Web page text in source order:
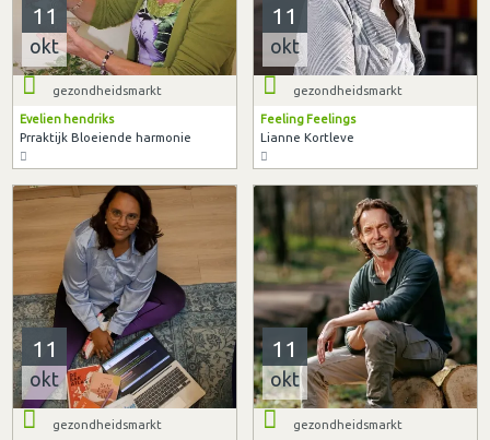
11
okt
gezondheidsmarkt
Evelien hendriks
Prraktijk Bloeiende harmonie
11
okt
gezondheidsmarkt
Feeling Feelings
Lianne Kortleve
11
okt
gezondheidsmarkt
11
okt
gezondheidsmarkt